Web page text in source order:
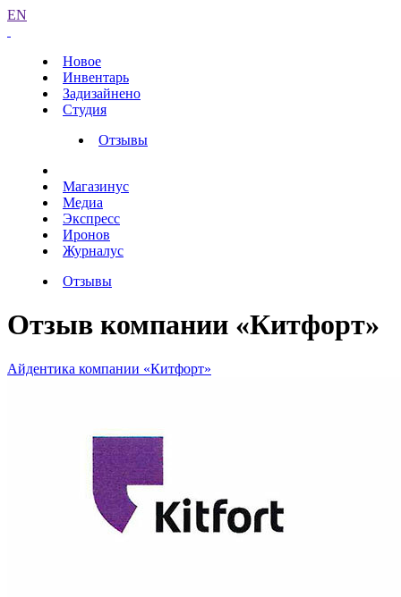
EN
Новое
Инвентарь
Задизайнено
Студия
Отзывы
Магазинус
Медиа
Экспресс
Иронов
Журналус
Отзывы
Отзыв компании «Китфорт»
Айдентика компании «Китфорт»